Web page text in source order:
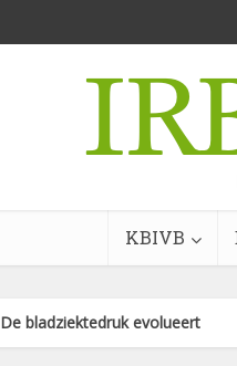
KBIVB
De bladziektedruk evolueert